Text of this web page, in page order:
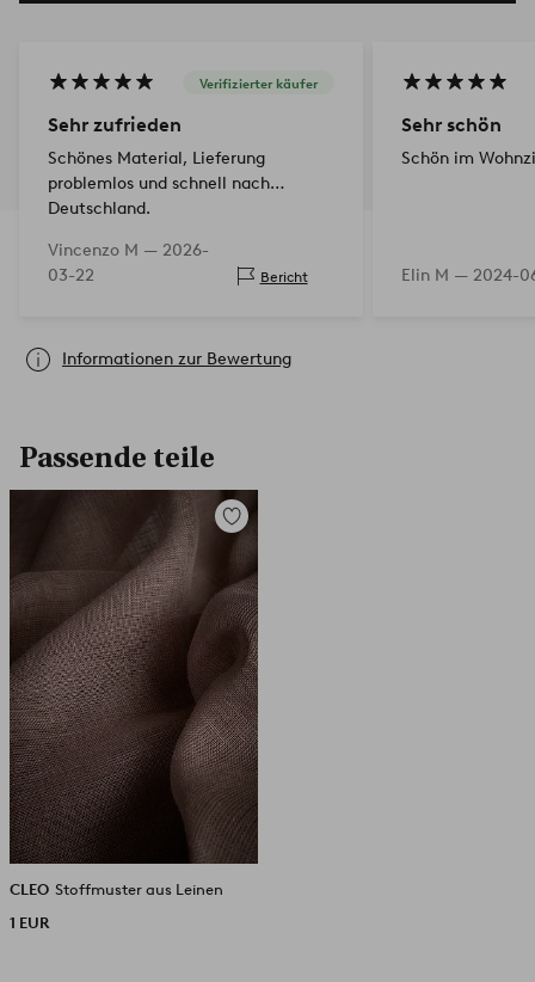
Verifizierter käufer
Sehr zufrieden
Schönes Material, Lieferung
problemlos und schnell nach
Deutschland.
Vincenzo M — 2026-
03-22
Bericht
Sehr schön
Schön im
Elin M — 2024-
Informationen zur Bewertung
Passende teile
Zu
Favoriten
CLEO Stoffmuster aus Leinen
1 EUR